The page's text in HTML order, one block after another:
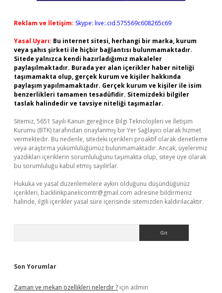
Reklam ve İletişim: Skype: live:.cid.575569c608265c69
Yasal Uyarı: Bu internet sitesi, herhangi bir marka, kurum
veya şahıs şirketi ile hiçbir bağlantısı bulunmamaktadır.
Sitede yalnızca kendi hazırladığımız makaleler
paylaşılmaktadır. Burada yer alan içerikler haber niteliği
taşımamakta olup, gerçek kurum ve kişiler hakkında
paylaşım yapılmamaktadır. Gerçek kurum ve kişiler ile isim
benzerlikleri tamamen tesadüfidir. Sitemizdeki bilgiler
taslak halindedir ve tavsiye niteliği taşımazlar.
Sitemiz, 5651 Sayılı Kanun gereğince Bilgi Teknolojileri ve İletişim
Kurumu (BTK) tarafından onaylanmış bir Yer Sağlayıcı olarak hizmet
vermektedir. Bu nedenle, sitedeki içerikleri proaktif olarak denetleme
veya araştırma yükümlülüğümüz bulunmamaktadır. Ancak, üyelerimiz
yazdıkları içeriklerin sorumluluğunu taşımakta olup, siteye üye olarak
bu sorumluluğu kabul etmiş sayılırlar.
Hukuka ve yasal düzenlemelere aykırı olduğunu düşündüğünüz
içerikleri, backlinkpanelicomtr@gmail.com adresine bildirmeniz
halinde, ilgili içerikler yasal süre içerisinde sitemizden kaldırılacaktır.
Son Yorumlar
Zaman ve mekan özellikleri nelerdir ? için admin